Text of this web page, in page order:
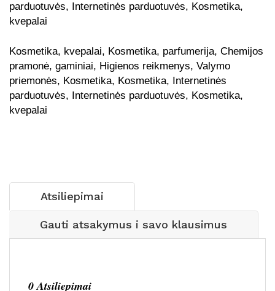
parduotuvės, Internetinės parduotuvės, Kosmetika,
kvepalai
Kosmetika, kvepalai, Kosmetika, parfumerija, Chemijos
pramonė, gaminiai, Higienos reikmenys, Valymo
priemonės, Kosmetika, Kosmetika, Internetinės
parduotuvės, Internetinės parduotuvės, Kosmetika,
kvepalai
Atsiliepimai
Gauti atsakymus i savo klausimus
0 Atsiliepimai